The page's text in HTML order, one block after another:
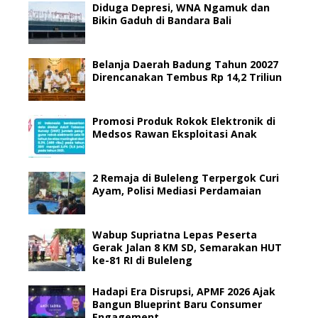
Diduga Depresi, WNA Ngamuk dan
Bikin Gaduh di Bandara Bali
Belanja Daerah Badung Tahun 20027
Direncanakan Tembus Rp 14,2 Triliun
Promosi Produk Rokok Elektronik di
Medsos Rawan Eksploitasi Anak
2 Remaja di Buleleng Terpergok Curi
Ayam, Polisi Mediasi Perdamaian
Wabup Supriatna Lepas Peserta
Gerak Jalan 8 KM SD, Semarakan HUT
ke-81 RI di Buleleng
Hadapi Era Disrupsi, APMF 2026 Ajak
Bangun Blueprint Baru Consumer